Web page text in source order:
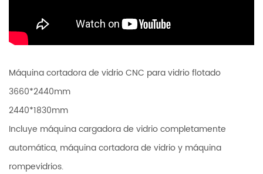
Máquina cortadora de vidrio CNC para vidrio flotado
3660*2440mm
2440*1830mm
Incluye máquina cargadora de vidrio completamente
automática, máquina cortadora de vidrio y máquina
rompevidrios.